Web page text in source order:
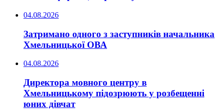
04.08.2026
Затримано одного з заступників начальника
Хмельницької ОВА
04.08.2026
Директора мовного центру в
Хмельницькому підозрюють у розбещенні
юних дівчат